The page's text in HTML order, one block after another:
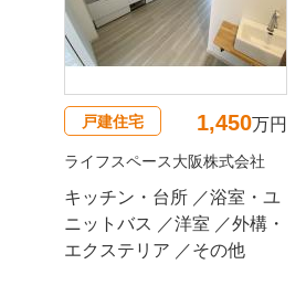
戸建住宅 1,450万円
ライフスペース大阪株式会社
キッチン・台所 ／浴室・ユ
ニットバス ／洋室 ／外構・
エクステリア ／その他
外構・エクステリ
ア
その他